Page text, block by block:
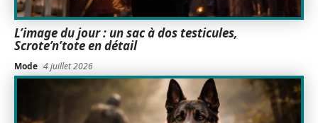
L’image du jour : un sac à dos testicules,
Scrote’n’tote en détail
Mode 4 juillet 2026